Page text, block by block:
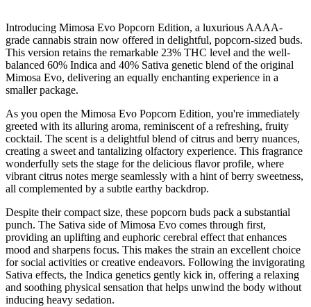
Introducing Mimosa Evo Popcorn Edition, a luxurious AAAA-
grade cannabis strain now offered in delightful, popcorn-sized buds.
This version retains the remarkable 23% THC level and the well-
balanced 60% Indica and 40% Sativa genetic blend of the original
Mimosa Evo, delivering an equally enchanting experience in a
smaller package.
As you open the Mimosa Evo Popcorn Edition, you're immediately
greeted with its alluring aroma, reminiscent of a refreshing, fruity
cocktail. The scent is a delightful blend of citrus and berry nuances,
creating a sweet and tantalizing olfactory experience. This fragrance
wonderfully sets the stage for the delicious flavor profile, where
vibrant citrus notes merge seamlessly with a hint of berry sweetness,
all complemented by a subtle earthy backdrop.
Despite their compact size, these popcorn buds pack a substantial
punch. The Sativa side of Mimosa Evo comes through first,
providing an uplifting and euphoric cerebral effect that enhances
mood and sharpens focus. This makes the strain an excellent choice
for social activities or creative endeavors. Following the invigorating
Sativa effects, the Indica genetics gently kick in, offering a relaxing
and soothing physical sensation that helps unwind the body without
inducing heavy sedation.